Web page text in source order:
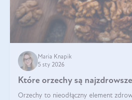
Maria Knapik
5 sty 2026
Które orzechy są
Orzechy to nieodłączny element